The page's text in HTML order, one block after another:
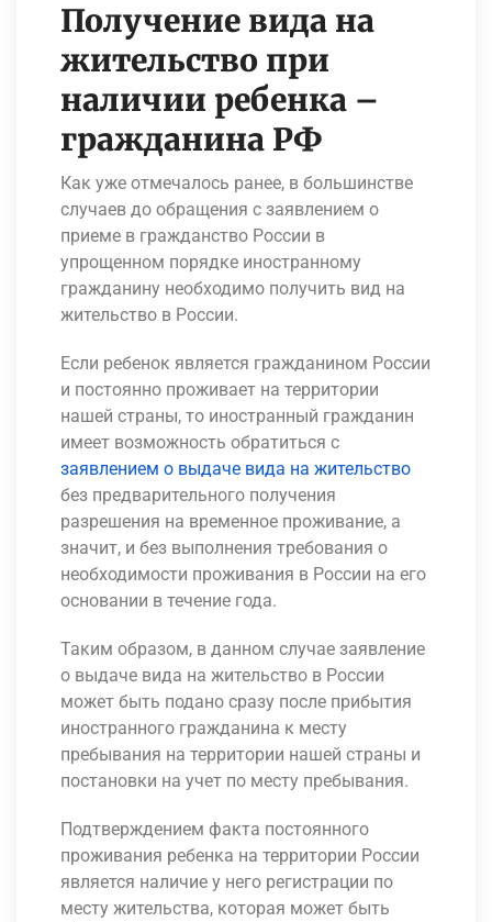
Получение вида на
жительство при
наличии ребенка –
гражданина РФ
Как уже отмечалось ранее, в большинстве
случаев до обращения с заявлением о
приеме в гражданство России в
упрощенном порядке иностранному
гражданину необходимо получить вид на
жительство в России.
Если ребенок является гражданином России
и постоянно проживает на территории
нашей страны, то иностранный гражданин
имеет возможность обратиться с
заявлением о выдаче вида на жительство
без предварительного получения
разрешения на временное проживание, а
значит, и без выполнения требования о
необходимости проживания в России на его
основании в течение года.
Таким образом, в данном случае заявление
о выдаче вида на жительство в России
может быть подано сразу после прибытия
иностранного гражданина к месту
пребывания на территории нашей страны и
постановки на учет по месту пребывания.
Подтверждением факта постоянного
проживания ребенка на территории России
является наличие у него регистрации по
месту жительства, которая может быть